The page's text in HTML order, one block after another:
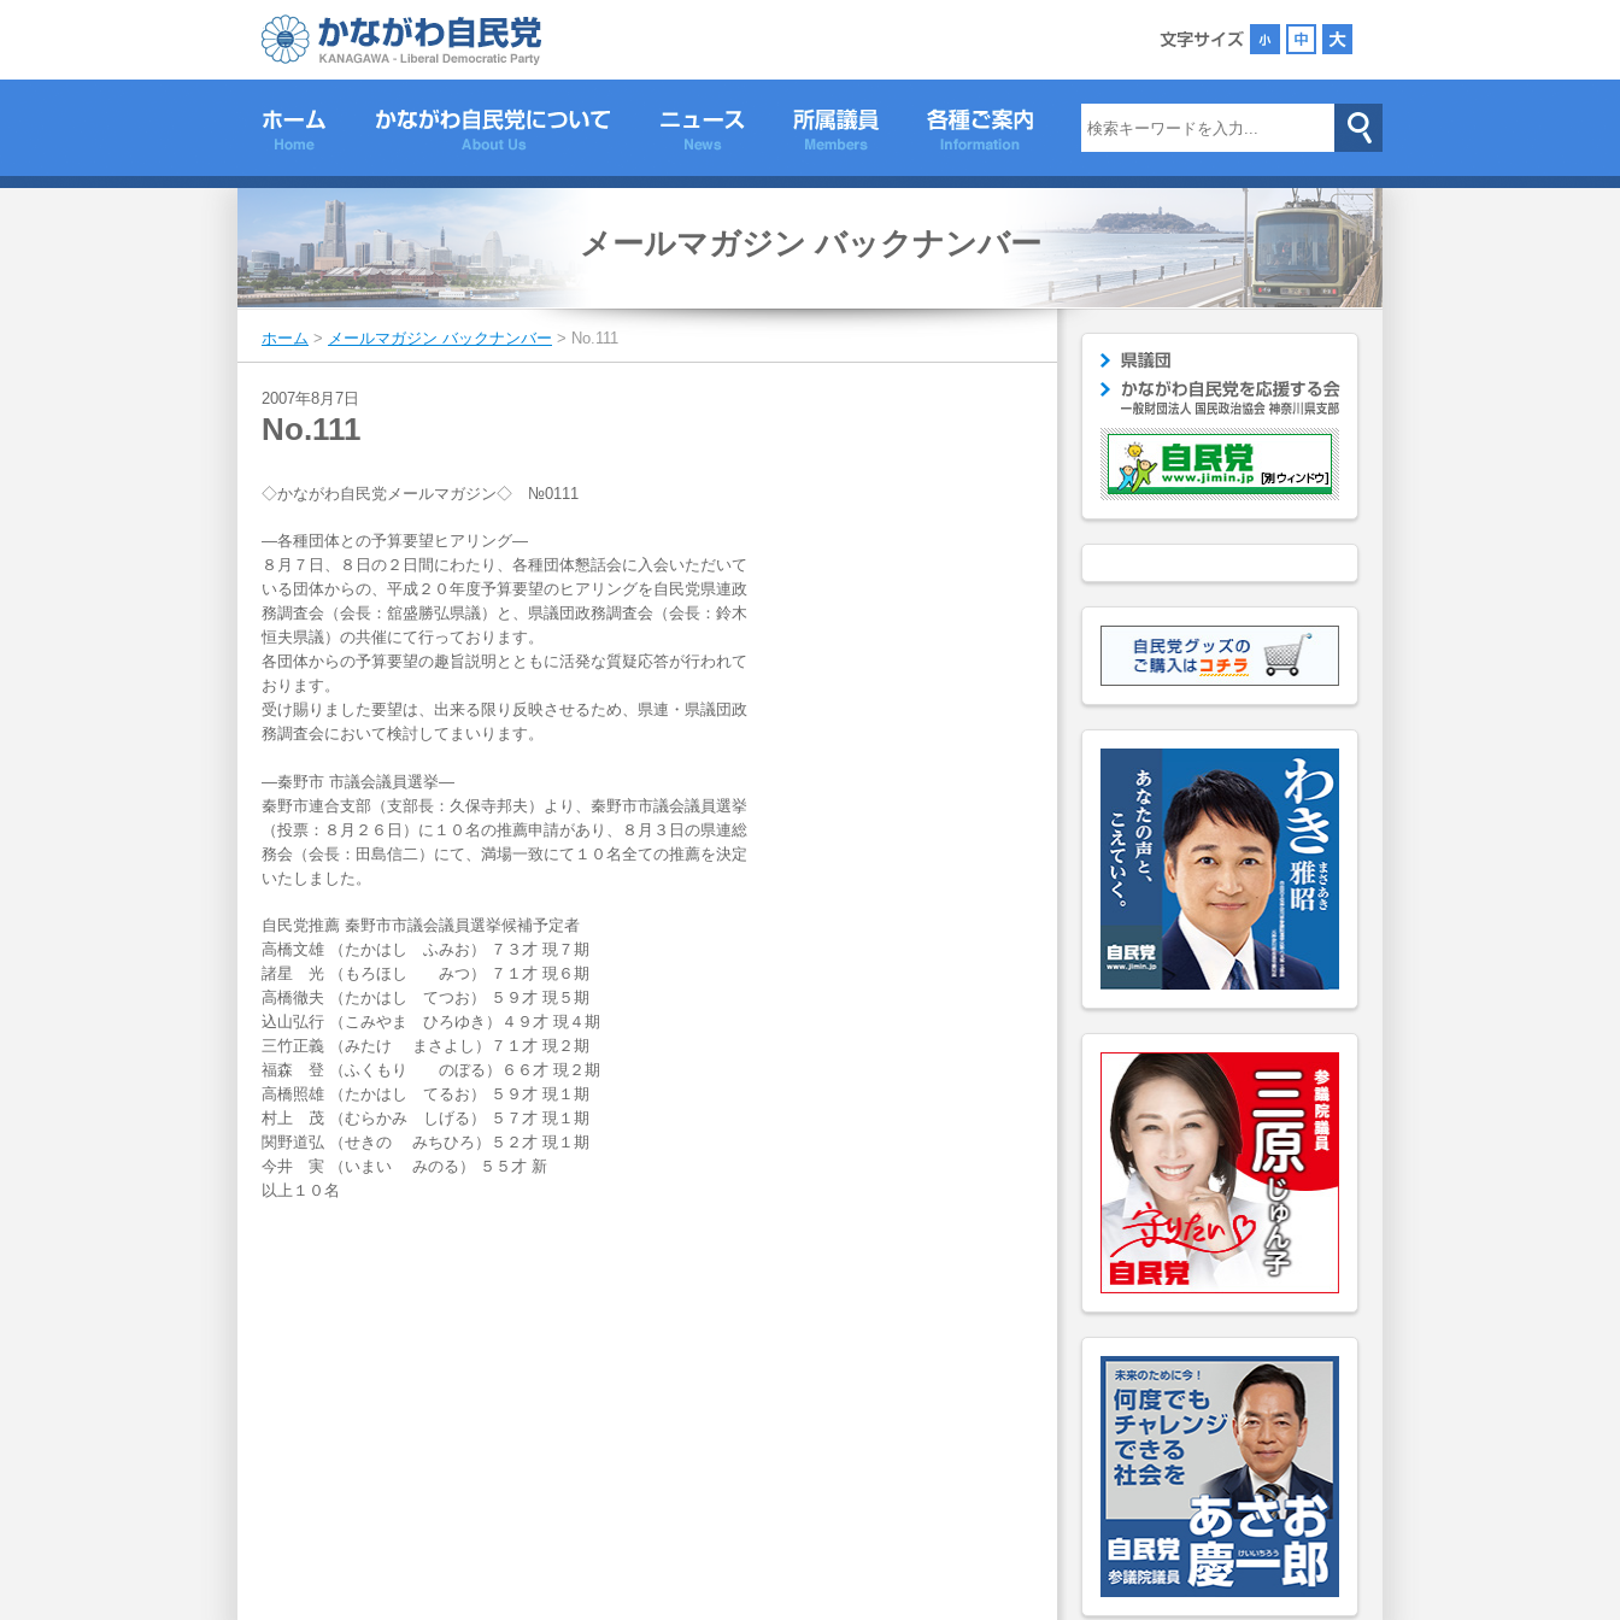
メールマガジン バックナンバー
ホーム > メールマガジン バックナンバー > No.111
2007年8月7日
No.111
◇かながわ自民党メールマガジン◇ №0111
―各種団体との予算要望ヒアリング―
８月７日、８日の２日間にわたり、各種団体懇話会に入会いただいて
いる団体からの、平成２０年度予算要望のヒアリングを自民党県連政
務調査会（会長：舘盛勝弘県議）と、県議団政務調査会（会長：鈴木
恒夫県議）の共催にて行っております。
各団体からの予算要望の趣旨説明とともに活発な質疑応答が行われて
おります。
受け賜りました要望は、出来る限り反映させるため、県連・県議団政
務調査会において検討してまいります。
―秦野市 市議会議員選挙―
秦野市連合支部（支部長：久保寺邦夫）より、秦野市市議会議員選挙
（投票：８月２６日）に１０名の推薦申請があり、８月３日の県連総
務会（会長：田島信二）にて、満場一致にて１０名全ての推薦を決定
いたしました。
自民党推薦 秦野市市議会議員選挙候補予定者
高橋文雄 （たかはし ふみお） ７３才 現７期
諸星 光 （もろほし みつ） ７１才 現６期
高橋徹夫 （たかはし てつお） ５９才 現５期
込山弘行 （こみやま ひろゆき）４９才 現４期
三竹正義 （みたけ まさよし）７１才 現２期
福森 登 （ふくもり のぼる）６６才 現２期
高橋照雄 （たかはし てるお） ５９才 現１期
村上 茂 （むらかみ しげる） ５７才 現１期
関野道弘 （せきの みちひろ）５２才 現１期
今井 実 （いまい みのる） ５５才 新
以上１０名